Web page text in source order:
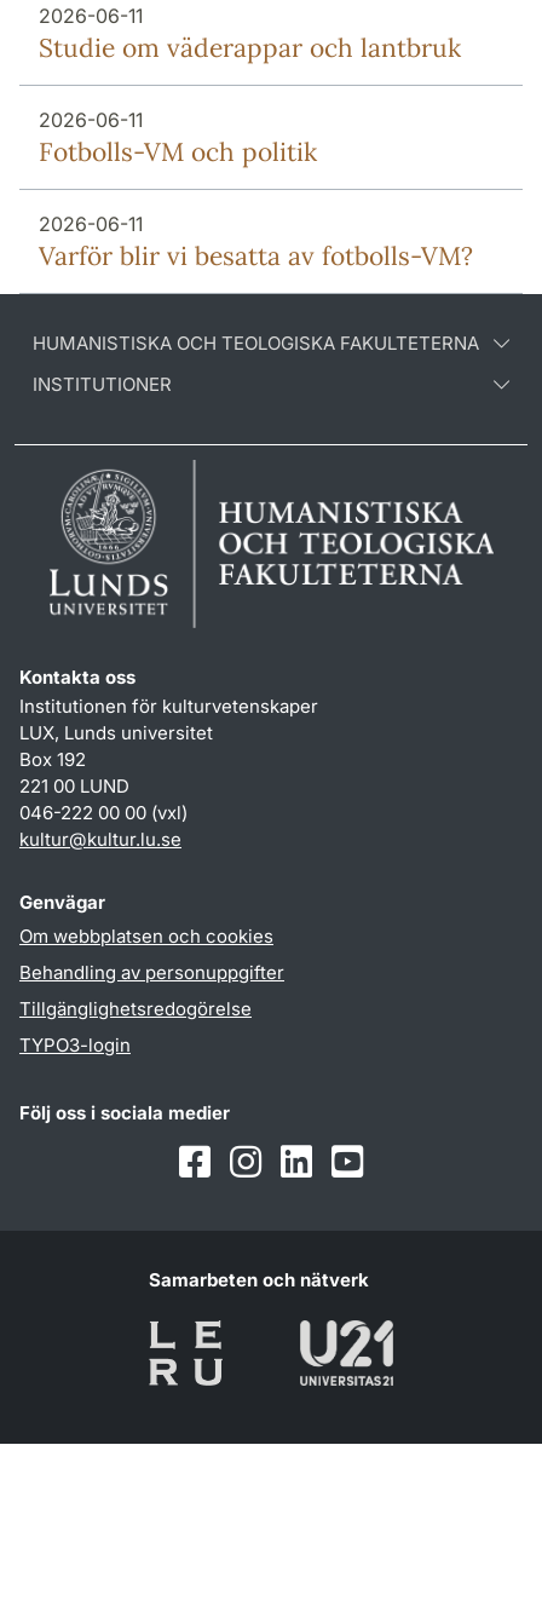
2026-06-11
Studie om väderappar och lantbruk
2026-06-11
Fotbolls-VM och politik
2026-06-11
Varför blir vi besatta av fotbolls-VM?
HUMANISTISKA OCH TEOLOGISKA FAKULTETERNA
INSTITUTIONER
Kontakta oss
Institutionen för kulturvetenskaper
LUX, Lunds universitet
Box 192
221 00 LUND
046-222 00 00 (vxl)
kultur@kultur.lu.se
Genvägar
Om webbplatsen och cookies
Behandling av personuppgifter
Tillgänglighetsredogörelse
TYPO3-login
Följ oss i sociala medier
FacebookInstagramLinkedInYoutube
Samarbeten och nätverk